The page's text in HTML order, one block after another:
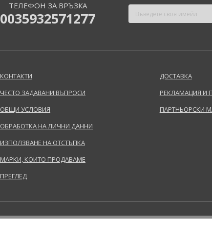
ТЕЛЕФОН ЗА ВРЪЗКА
0035932571277
КОНТАКТИ
ЧЕСТО ЗАДАВАНИ ВЪПРОСИ
ОБЩИ УСЛОВИЯ
ОБРАБОТКА НА ЛИЧНИ ДАННИ
ИЗПОЛЗВАНЕ НА ОТСТЪПКА
МАРКИ, КОИТО ПРОДАВАМЕ
ПРЕГЛЕД
ДОСТАВКА
РЕКЛАМАЦИЯ И
ПАРТНЬОРСКИ